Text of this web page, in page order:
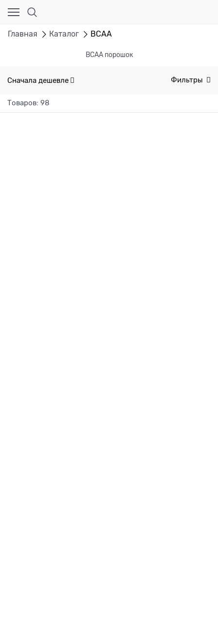
Главная Каталог BCAA
BCAA порошок
Сначала дешевле Фильтры
Товаров: 98